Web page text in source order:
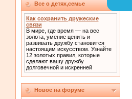
Все о детях,семье
Как сохранить дружеские
связи
В мире, где время — на вес
золота, умение ценить и
развивать дружбу становится
настоящим искусством. Узнайте
12 золотых правил, которые
сделают вашу дружбу
долговечной и искренней
Новое на форуме